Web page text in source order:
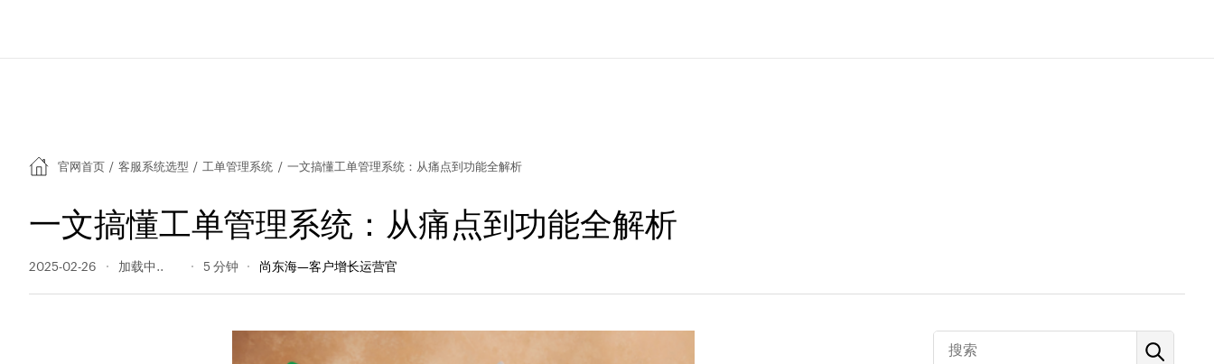
官网首页 / 客服系统选型 / 工单管理系统 / 一文搞懂工单管理系统：从痛点到功能全解析
一文搞懂工单管理系统：从痛点到功能全解析
2025-02-26 302 阅读量 5 分钟 尚东海—客户增长运营官